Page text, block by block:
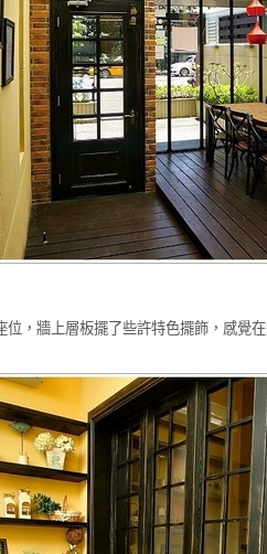
，牆上層板擺了些許特色擺飾，感覺